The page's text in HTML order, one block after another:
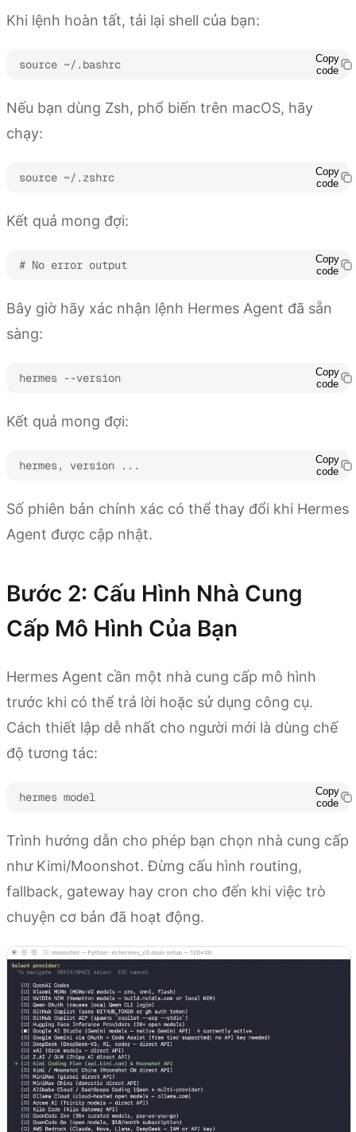
Khi lệnh hoàn tất, tải lại shell của bạn:
source ~/.bashrc
Copy
code
Nếu bạn dùng Zsh, phổ biến trên macOS, hãy
chạy:
source ~/.zshrc
Copy
code
Kết quả mong đợi:
# No error output
Copy
code
Bây giờ hãy xác nhận lệnh Hermes Agent đã sẵn
sàng:
hermes --version
Copy
code
Kết quả mong đợi:
hermes, version ...
Copy
code
Số phiên bản chính xác có thể thay đổi khi Hermes
Agent được cập nhật.
Bước 2: Cấu Hình Nhà Cung
Cấp Mô Hình Của Bạn
Hermes Agent cần một nhà cung cấp mô hình
trước khi có thể trả lời hoặc sử dụng công cụ.
Cách thiết lập dễ nhất cho người mới là dùng chế
độ tương tác:
hermes model
Copy
code
Trình hướng dẫn cho phép bạn chọn nhà cung cấp
như Kimi/Moonshot. Đừng cấu hình routing,
fallback, gateway hay cron cho đến khi việc trò
chuyện cơ bản đã hoạt động.